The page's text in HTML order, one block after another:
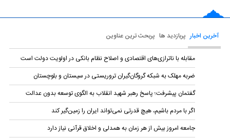
آخرین اخبار پربازدید ها پربحث ترین عناوین
مقابله با ناترازی‌های اقتصادی و اصلاح نظام بانکی در اولویت دولت است
ضربه مهلک به شبکه گروگان‌گیران تروریستی در سیستان و بلوچستان
گفتمان پیشرفت؛ پاسخ رهبر شهید انقلاب به الگوی توسعه بدون عدالت
اگر با مردم باشیم، هیچ قدرتی نمی‌تواند ایران را زمین‌گیر کند
جامعه امروز بیش از هر زمان به همدلی و اخلاق قرآنی نیاز دارد